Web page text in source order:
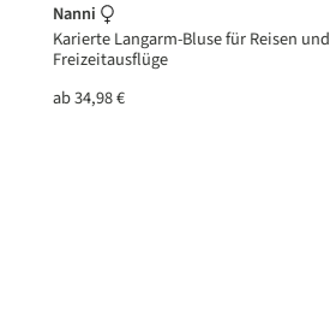
Nanni
Karierte Langarm-Bluse für Reisen und
Freizeitausflüge
ab34,98 €